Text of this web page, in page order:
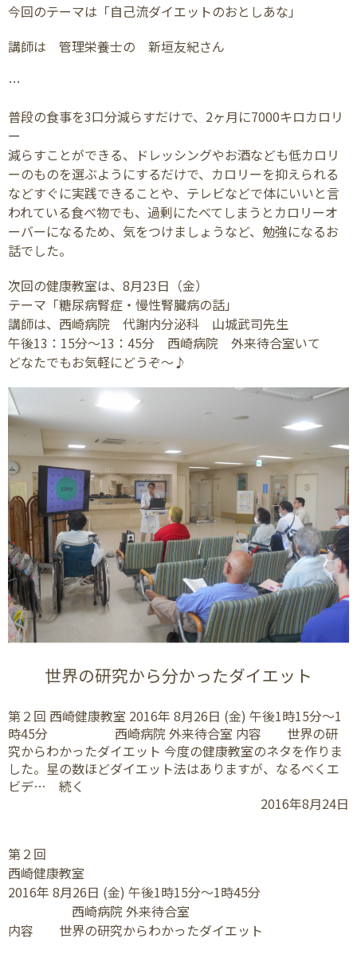
今回のテーマは「自己流ダイエットのおとしあな」
講師は 管理栄養士の 新垣友紀さん
…
普段の食事を3口分減らすだけで、2ヶ月に7000キロカロリ
ー
減らすことができる、ドレッシングやお酒なども低カロリ
ーのものを選ぶようにするだけで、カロリーを抑えられる
などすぐに実践できることや、テレビなどで体にいいと言
われている食べ物でも、過剰にたべてしまうとカロリーオ
ーバーになるため、気をつけましょうなど、勉強になるお
話でした。
次回の健康教室は、8月23日（金）
テーマ「糖尿病腎症・慢性腎臓病の話」
講師は、西崎病院 代謝内分泌科 山城武司先生
午後13：15分～13：45分 西崎病院 外来待合室いて
どなたでもお気軽にどうぞ～♪
世界の研究から分かったダイエット
第２回 西崎健康教室 2016年 8月26日 (金) 午後1時15分～1
時45分 西崎病院 外来待合室 内容 世界の研
究からわかったダイエット 今度の健康教室のネタを作りま
した。星の数ほどダイエット法はありますが、なるべくエ
ビデ… 続く
2016年8月24日
第２回
西崎健康教室
2016年 8月26日 (金) 午後1時15分～1時45分
西崎病院 外来待合室
内容 世界の研究からわかったダイエット